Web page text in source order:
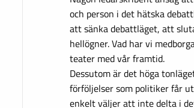
och person i det hätska
att sänka debattläget, att
hellögner. Vad har vi
teater med vår framtid.
Dessutom är det höga
förföljelser som politiker får
enkelt väljer att inte delta i